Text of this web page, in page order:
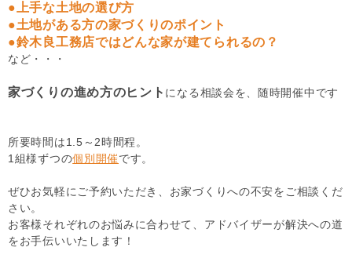
●上手な土地の選び方
●土地がある方の家づくりのポイント
●鈴木良工務店ではどんな家が建てられるの？
など・・・
家づくりの進め方のヒント になる相談会を、随時開催中です
所要時間は1.5～2時間程。
1組様ずつの個別開催です。
ぜひお気軽にご予約いただき、お家づくりへの不安をご相談くだ
さい。
お客様それぞれのお悩みに合わせて、アドバイザーが解決への道
をお手伝いいたします！